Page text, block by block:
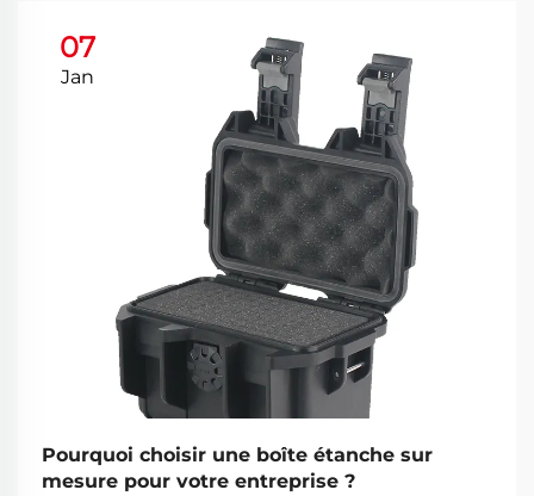
07
Jan
Pourquoi choisir une boîte étanche sur
mesure pour votre entreprise ?